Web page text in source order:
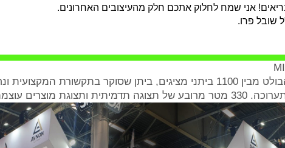
אני שמח לחלוק אתכם חלק מהעיצובים האחרונים.
שובל פרו.
הביתן הגדול והבולט מבין 1100 ביתני מציגים, ביתן שסוקר בתקשורת
ותצוגת מוצרים עוצמתית.